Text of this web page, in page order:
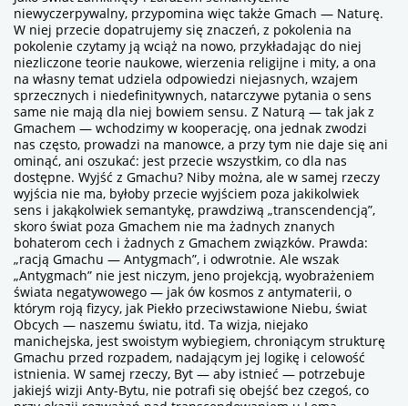
niewyczerpywalny, przypomina więc także Gmach — Naturę.
W niej przecie dopatrujemy się znaczeń, z pokolenia na
pokolenie czytamy ją wciąż na nowo, przykładając do niej
niezliczone teorie naukowe, wierzenia religijne i mity, a ona
na własny temat udziela odpowiedzi niejasnych, wzajem
sprzecznych i niedefinitywnych, natarczywe pytania o sens
same nie mają dla niej bowiem sensu. Z Naturą — tak jak z
Gmachem — wchodzimy w kooperację, ona jednak zwodzi
nas często, prowadzi na manowce, a przy tym nie daje się ani
ominąć, ani oszukać: jest przecie wszystkim, co dla nas
dostępne. Wyjść z Gmachu? Niby można, ale w samej rzeczy
wyjścia nie ma, byłoby przecie wyjściem poza jakikolwiek
sens i jakąkolwiek semantykę, prawdziwą „transcendencją”,
skoro świat poza Gmachem nie ma żadnych znanych
bohaterom cech i żadnych z Gmachem związków. Prawda:
„racją Gmachu — Antygmach”, i odwrotnie. Ale wszak
„Antygmach” nie jest niczym, jeno projekcją, wyobrażeniem
świata negatywowego — jak ów kosmos z antymaterii, o
którym roją fizycy, jak Piekło przeciwstawione Niebu, świat
Obcych — naszemu światu, itd. Ta wizja, niejako
manichejska, jest swoistym wybiegiem, chroniącym strukturę
Gmachu przed rozpadem, nadającym jej logikę i celowość
istnienia. W samej rzeczy, Byt — aby istnieć — potrzebuje
jakiejś wizji Anty-Bytu, nie potrafi się obejść bez czegoś, co